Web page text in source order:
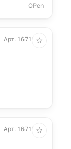
OPen
Арт. 16710.40
☆
Арт. 16715.60
☆